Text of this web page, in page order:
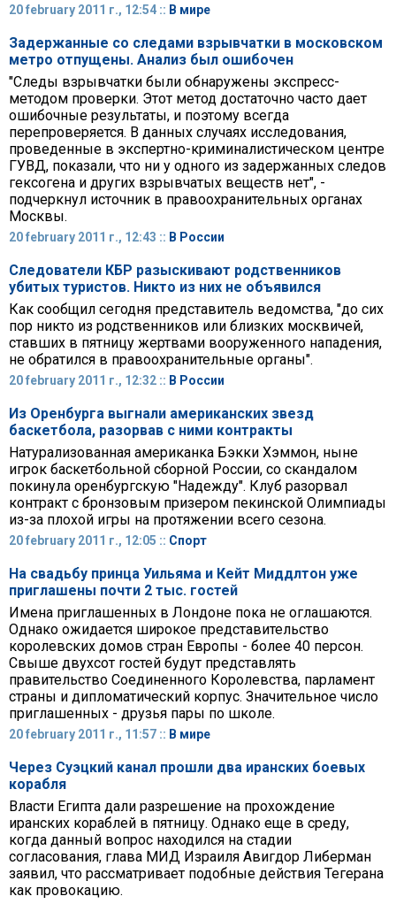
20 february 2011 г., 12:54 :: В мире
Задержанные со следами взрывчатки в московском
метро отпущены. Анализ был ошибочен
"Следы взрывчатки были обнаружены экспресс-
методом проверки. Этот метод достаточно часто дает
ошибочные результаты, и поэтому всегда
перепроверяется. В данных случаях исследования,
проведенные в экспертно-криминалистическом центре
ГУВД, показали, что ни у одного из задержанных следов
гексогена и других взрывчатых веществ нет", -
подчеркнул источник в правоохранительных органах
Москвы.
20 february 2011 г., 12:43 :: В России
Следователи КБР разыскивают родственников
убитых туристов. Никто из них не объявился
Как сообщил сегодня представитель ведомства, "до сих
пор никто из родственников или близких москвичей,
ставших в пятницу жертвами вооруженного нападения,
не обратился в правоохранительные органы".
20 february 2011 г., 12:32 :: В России
Из Оренбурга выгнали американских звезд
баскетбола, разорвав с ними контракты
Натурализованная американка Бэкки Хэммон, ныне
игрок баскетбольной сборной России, со скандалом
покинула оренбургскую "Надежду". Клуб разорвал
контракт с бронзовым призером пекинской Олимпиады
из-за плохой игры на протяжении всего сезона.
20 february 2011 г., 12:05 :: Спорт
На свадьбу принца Уильяма и Кейт Миддлтон уже
приглашены почти 2 тыс. гостей
Имена приглашенных в Лондоне пока не оглашаются.
Однако ожидается широкое представительство
королевских домов стран Европы - более 40 персон.
Свыше двухсот гостей будут представлять
правительство Соединенного Королевства, парламент
страны и дипломатический корпус. Значительное число
приглашенных - друзья пары по школе.
20 february 2011 г., 11:57 :: В мире
Через Суэцкий канал прошли два иранских боевых
корабля
Власти Египта дали разрешение на прохождение
иранских кораблей в пятницу. Однако еще в среду,
когда данный вопрос находился на стадии
согласования, глава МИД Израиля Авигдор Либерман
заявил, что рассматривает подобные действия Тегерана
как провокацию.